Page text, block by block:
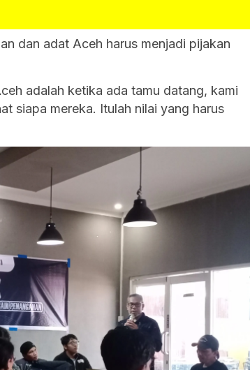
dan adat Aceh harus menjadi pijakan
adalah ketika ada tamu datang, kami
siapa mereka. Itulah nilai yang harus